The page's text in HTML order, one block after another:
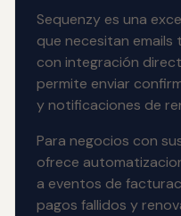
Sequenzy es una
que necesitan
con integración
permite enviar
y notificaciones de
Para negocios con
ofrece
a eventos de
pagos fallidos y